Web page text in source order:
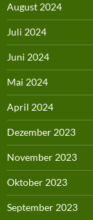
August 2024
Juli 2024
Juni 2024
Mai 2024
April 2024
Dezember 2023
November 2023
Oktober 2023
September 2023